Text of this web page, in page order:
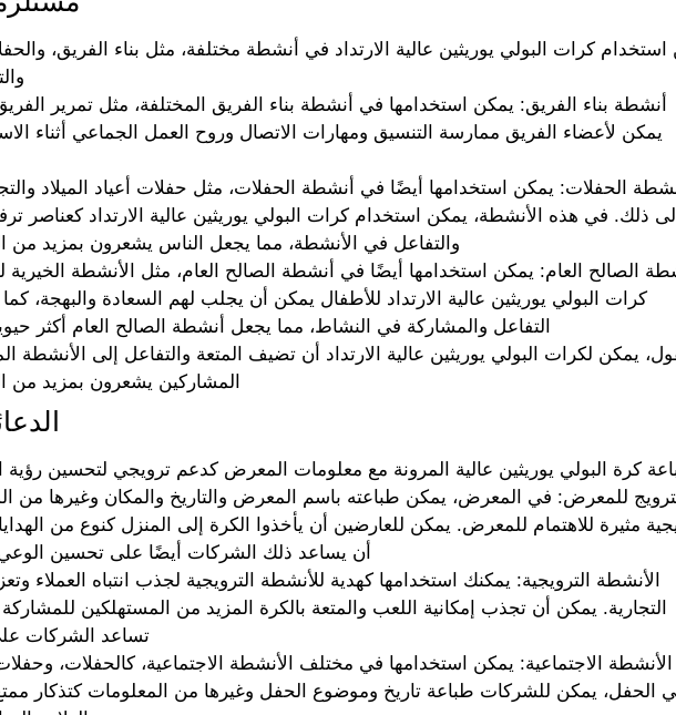
كرات البولي يوريثين عالية الارتداد في أنشطة مختلفة، مثل بناء الفريق،
أنشطة بناء الفريق: يمكن استخدامها في أنشطة بناء الفريق المختلفة، مثل تمرير
يمكن لأعضاء الفريق ممارسة التنسيق ومهارات الاتصال وروح العمل الجماعي أثناء
الحفلات: يمكن استخدامها أيضًا في أنشطة الحفلات، مثل حفلات أعياد الميلاد
إلى ذلك. في هذه الأنشطة، يمكن استخدام كرات البولي يوريثين عالية الارتداد كعناصر
والتفاعل في الأنشطة، مما يجعل الناس يشعرون بمزيد من
الصالح العام: يمكن استخدامها أيضًا في أنشطة الصالح العام، مثل الأنشطة الخيرية
كرات البولي يوريثين عالية الارتداد للأطفال يمكن أن يجلب لهم السعادة والبهجة،
التفاعل والمشاركة في النشاط، مما يجعل أنشطة الصالح العام أكثر
يمكن لكرات البولي يوريثين عالية الارتداد أن تضيف المتعة والتفاعل إلى الأنشطة
المشاركين يشعرون بمزيد من
كرة البولي يوريثين عالية المرونة مع معلومات المعرض كدعم ترويجي لتحسين رؤية
للمعرض: في المعرض، يمكن طباعته باسم المعرض والتاريخ والمكان وغيرها من
مثيرة للاهتمام للمعرض. يمكن للعارضين أن يأخذوا الكرة إلى المنزل كنوع من
أن يساعد ذلك الشركات أيضًا على تحسين الوعي
الأنشطة الترويجية: يمكنك استخدامها كهدية للأنشطة الترويجية لجذب انتباه العملاء
التجارية. يمكن أن تجذب إمكانية اللعب والمتعة بالكرة المزيد من المستهلكين
تساعد الشركات
الأنشطة الاجتماعية: يمكن استخدامها في مختلف الأنشطة الاجتماعية، كالحفلات،
الحفل، يمكن للشركات طباعة تاريخ وموضوع الحفل وغيرها من المعلومات كتذكار